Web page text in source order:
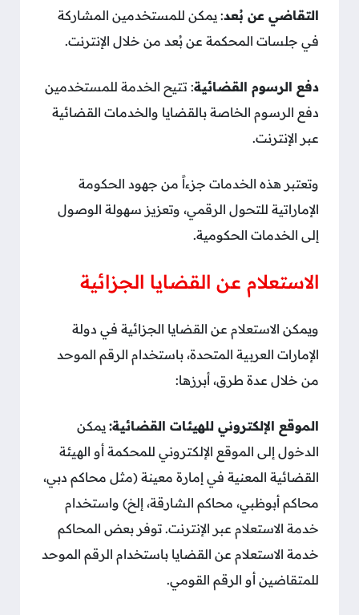
التقاضي عن بُعد: يمكن للمستخدمين المشاركة
في جلسات المحكمة عن بُعد من خلال الإنترنت.
دفع الرسوم القضائية: تتيح الخدمة للمستخدمين
دفع الرسوم الخاصة بالقضايا والخدمات القضائية
عبر الإنترنت.
وتعتبر هذه الخدمات جزءاً من جهود الحكومة
الإماراتية للتحول الرقمي، وتعزيز سهولة الوصول
إلى الخدمات الحكومية.
الاستعلام عن القضايا الجزائية
ويمكن الاستعلام عن القضايا الجزائية في دولة
الإمارات العربية المتحدة، باستخدام الرقم الموحد
من خلال عدة طرق، أبرزها:
الموقع الإلكتروني للهيئات القضائية: يمكن
الدخول إلى الموقع الإلكتروني للمحكمة أو الهيئة
القضائية المعنية في إمارة معينة (مثل محاكم دبي،
محاكم أبوظبي، محاكم الشارقة، إلخ) واستخدام
خدمة الاستعلام عبر الإنترنت. توفر بعض المحاكم
خدمة الاستعلام عن القضايا باستخدام الرقم الموحد
للمتقاضين أو الرقم القومي.